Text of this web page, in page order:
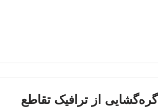
گره‌گشایی از ترافیک تقاطع